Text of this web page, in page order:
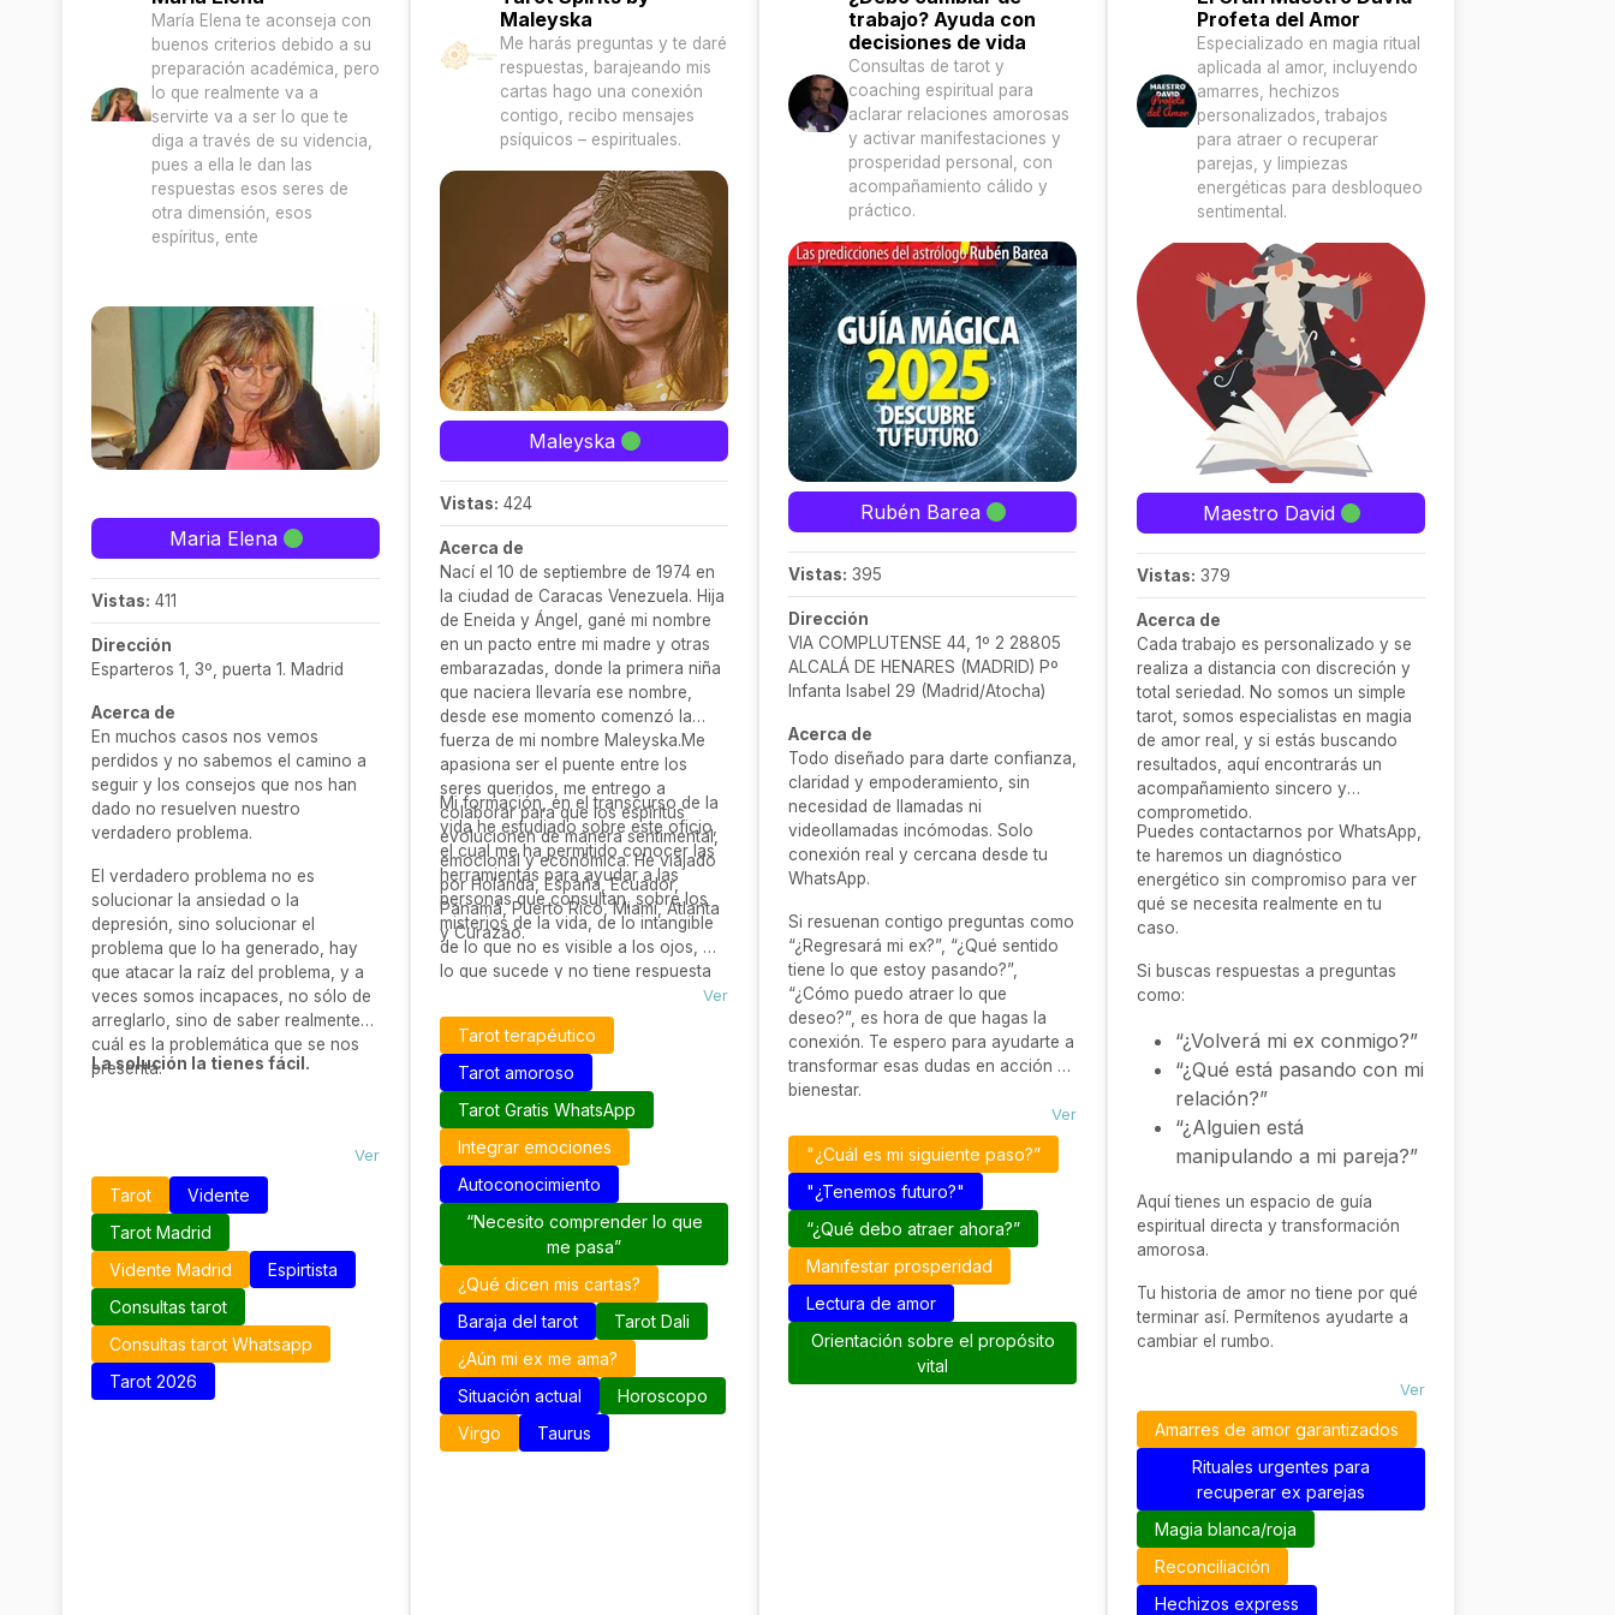
María Elena te aconseja con
buenos criterios debido a su
preparación académica, pero
lo que realmente va a
servirte va a ser lo que te
diga a través de su videncia,
pues a ella le dan las
respuestas esos seres de
otra dimensión, esos
espíritus, ente
Maria Elena
Vistas: 411
Dirección
Esparteros 1, 3º, puerta 1. Madrid
Acerca de
En muchos casos nos vemos
perdidos y no sabemos el camino a
seguir y los consejos que nos han
dado no resuelven nuestro
verdadero problema.
El verdadero problema no es
solucionar la ansiedad o la
depresión, sino solucionar el
problema que lo ha generado, hay
que atacar la raíz del problema, y a
veces somos incapaces, no sólo de
arreglarlo, sino de saber realmente
cuál es la problemática que se nos
presenta.
La solución la tienes fácil.
Ver
Tarot
Vidente
Tarot Madrid
Vidente Madrid
Espirtista
Consultas tarot
Consultas tarot Whatsapp
Tarot 2026
Maleyska
Me harás preguntas y te daré
respuestas, barajeando mis
cartas hago una conexión
contigo, recibo mensajes
psíquicos – espirituales.
Maleyska
Vistas: 424
Acerca de
Nací el 10 de septiembre de 1974 en
la ciudad de Caracas Venezuela. Hija
de Eneida y Ángel, gané mi nombre
en un pacto entre mi madre y otras
embarazadas, donde la primera niña
que naciera llevaría ese nombre,
desde ese momento comenzó la
fuerza de mi nombre Maleyska.Me
apasiona ser el puente entre los
seres queridos, me entrego a
colaborar para que los espíritus
evolucionen de manera sentimental,
emocional y económica. He viajado
por Holanda, España, Ecuador,
Panamá, Puerto Rico, Miami, Atlanta
y Curazao.
Mi formación, en el transcurso de la
vida he estudiado sobre este oficio,
el cual me ha permitido conocer las
herramientas para ayudar a las
personas que consultan, sobre los
misterios de la vida, de lo intangible
de lo que no es visible a los ojos, a
lo que sucede y no tiene respuesta
Ver
Tarot terapéutico
Tarot amoroso
Tarot Gratis WhatsApp
Integrar emociones
Autoconocimiento
“Necesito comprender lo que
me pasa”
¿Qué dicen mis cartas?
Baraja del tarot
Tarot Dali
¿Aún mi ex me ama?
Situación actual
Horoscopo
Virgo
Taurus
trabajo? Ayuda con
decisiones de vida
Consultas de tarot y
coaching espiritual para
aclarar relaciones amorosas
y activar manifestaciones y
prosperidad personal, con
acompañamiento cálido y
práctico.
Rubén Barea
Vistas: 395
Dirección
VIA COMPLUTENSE 44, 1º 2 28805
ALCALÁ DE HENARES (MADRID) Pº
Infanta Isabel 29 (Madrid/Atocha)
Acerca de
Todo diseñado para darte confianza,
claridad y empoderamiento, sin
necesidad de llamadas ni
videollamadas incómodas. Solo
conexión real y cercana desde tu
WhatsApp.
Si resuenan contigo preguntas como
“¿Regresará mi ex?”, “¿Qué sentido
tiene lo que estoy pasando?”,
“¿Cómo puedo atraer lo que
deseo?”, es hora de que hagas la
conexión. Te espero para ayudarte a
transformar esas dudas en acción y
bienestar.
Ver
"¿Cuál es mi siguiente paso?”
"¿Tenemos futuro?"
“¿Qué debo atraer ahora?”
Manifestar prosperidad
Lectura de amor
Orientación sobre el propósito
vital
Profeta del Amor
Especializado en magia ritual
aplicada al amor, incluyendo
amarres, hechizos
personalizados, trabajos
para atraer o recuperar
parejas, y limpiezas
energéticas para desbloqueo
sentimental.
Maestro David
Vistas: 379
Acerca de
Cada trabajo es personalizado y se
realiza a distancia con discreción y
total seriedad. No somos un simple
tarot, somos especialistas en magia
de amor real, y si estás buscando
resultados, aquí encontrarás un
acompañamiento sincero y
comprometido.
Puedes contactarnos por WhatsApp,
te haremos un diagnóstico
energético sin compromiso para ver
qué se necesita realmente en tu
caso.
Si buscas respuestas a preguntas
como:
“¿Volverá mi ex conmigo?”
“¿Qué está pasando con mi
relación?”
“¿Alguien está
manipulando a mi pareja?”
Aquí tienes un espacio de guía
espiritual directa y transformación
amorosa.
Tu historia de amor no tiene por qué
terminar así. Permítenos ayudarte a
cambiar el rumbo.
Ver
Amarres de amor garantizados
Rituales urgentes para
recuperar ex parejas
Magia blanca/roja
Reconciliación
Hechizos express